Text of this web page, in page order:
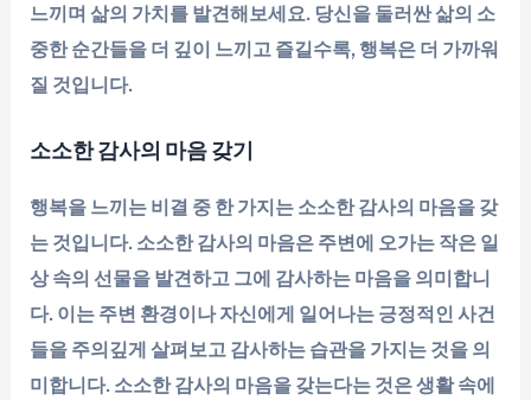
느끼며 삶의 가치를 발견해보세요. 당신을 둘러싼 삶의 소
중한 순간들을 더 깊이 느끼고 즐길수록, 행복은 더 가까워
질 것입니다.
소소한 감사의 마음 갖기
행복을 느끼는 비결 중 한 가지는 소소한 감사의 마음을 갖
는 것입니다. 소소한 감사의 마음은 주변에 오가는 작은 일
상 속의 선물을 발견하고 그에 감사하는 마음을 의미합니
다. 이는 주변 환경이나 자신에게 일어나는 긍정적인 사건
들을 주의깊게 살펴보고 감사하는 습관을 가지는 것을 의
미합니다. 소소한 감사의 마음을 갖는다는 것은 생활 속에